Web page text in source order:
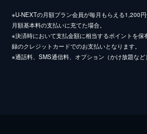
※U-NEXTの月額プラン会員が毎月もらえる1,200
月額基本料の支払いに充てた場合。
※決済時において支払金額に相当するポイントを
録のクレジットカードでのお支払いとなります。
※通話料、SMS通信料、オプション（かけ放題など